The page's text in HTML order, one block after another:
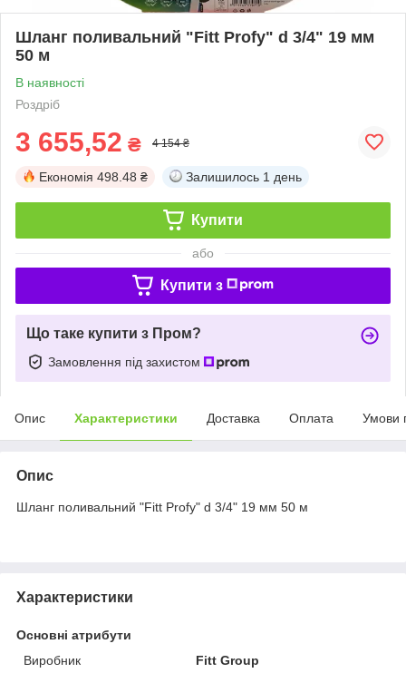
Шланг поливальний "Fitt Profy" d 3/4" 19 мм
50 м
В наявності
Роздріб
3 655,52 ₴ 4 154 ₴
Економія 498.48 ₴ Залишилось 1 день
Купити
або
Купити з
Що таке купити з Пром?
Замовлення під захистом
Опис Характеристики Доставка Оплата Умови
Опис
Шланг поливальний "Fitt Profy" d 3/4" 19 мм 50 м
Характеристики
Основні атрибути
Виробник
Fitt Group